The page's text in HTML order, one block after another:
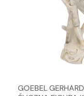
GOEBEL